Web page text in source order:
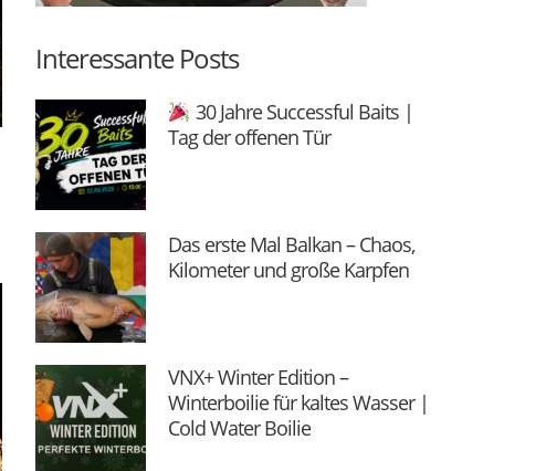
Interessante Posts
30 Jahre Successful Baits |
Tag der offenen Tür
Das erste Mal Balkan – Chaos,
Kilometer und große Karpfen
VNX+ Winter Edition –
Winterboilie für kaltes Wasser |
Cold Water Boilie